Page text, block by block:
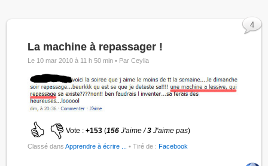
La machine à repassager !
Le 10 mar 2010 à 11 h 50 min • Par Ceylia
Vote :+153 (156J'aime /3 J'aime pas)
Classé dansApprendre à écrire ...
4
• Tiré de : Facebook